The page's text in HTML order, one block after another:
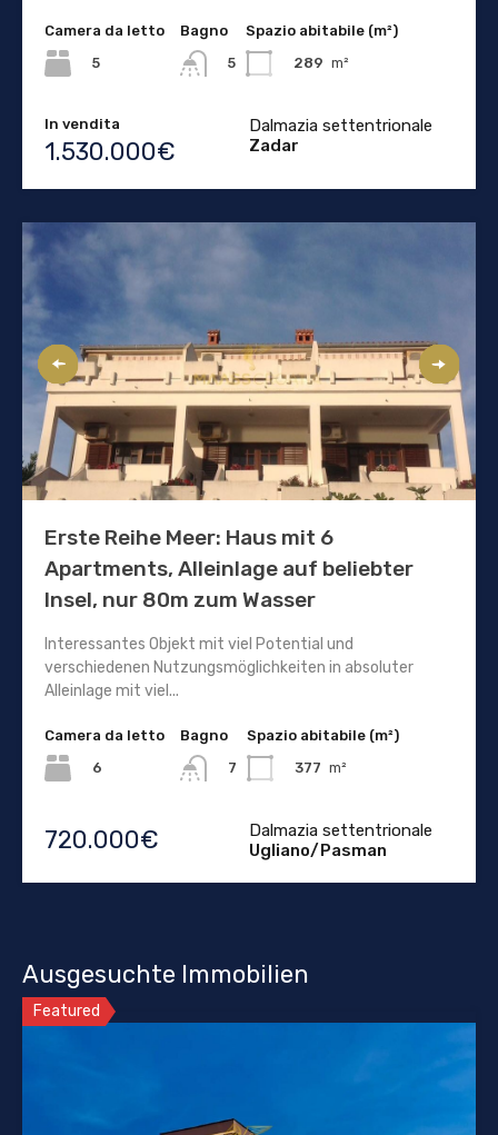
Camera da letto
5
Bagno
5
Spazio abitabile (m²)
289 m²
In vendita
1.530.000€
Dalmazia settentrionale
Zadar
Erste Reihe Meer: Haus mit 6
Apartments, Alleinlage auf beliebter
Insel, nur 80m zum Wasser
Interessantes Objekt mit viel Potential und
verschiedenen Nutzungsmöglichkeiten in absoluter
Alleinlage mit viel...
Camera da letto
6
Bagno
7
Spazio abitabile (m²)
377 m²
720.000€
Dalmazia settentrionale
Ugliano/Pasman
Ausgesuchte Immobilien
Featured